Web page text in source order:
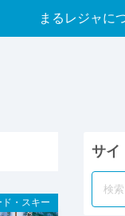
まるレジャに
・スキー
サイ